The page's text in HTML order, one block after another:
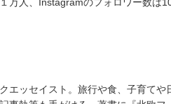
エッセイスト。旅行や食、子育て